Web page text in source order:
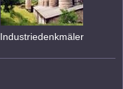
Industriedenkmäler